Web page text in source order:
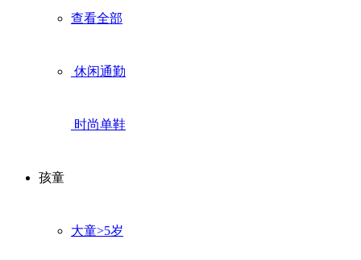
查看全部
休闲通勤
时尚单鞋
孩童
大童>5岁